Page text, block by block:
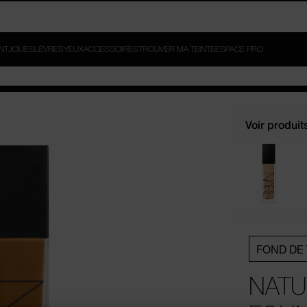
LA. GAGNEZ
JOUESLÈVRESYEUXACCESSOIRESTROUVER MA TEINTEESPACE PRO
Voir
FOND DE